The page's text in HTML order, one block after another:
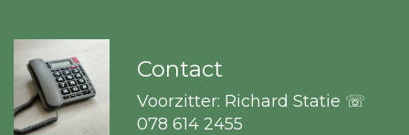
Contact
Voorzitter: Richard Statie ☏
078 614 2455